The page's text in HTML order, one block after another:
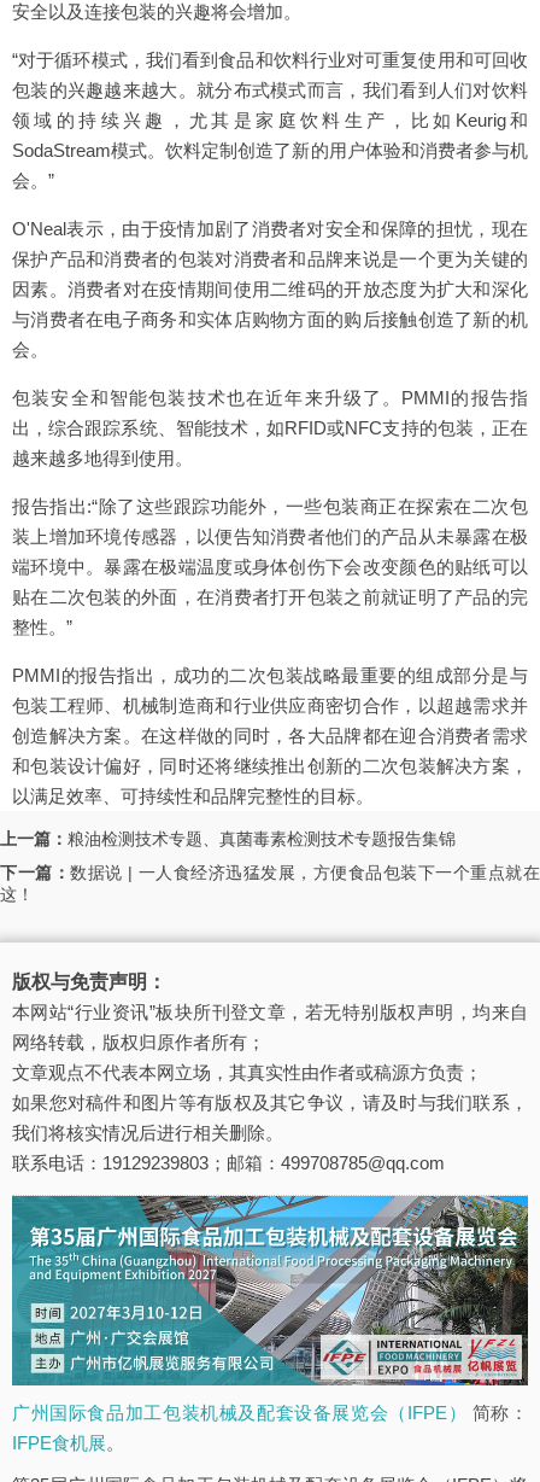
安全以及连接包装的兴趣将会增加。
“对于循环模式，我们看到食品和饮料行业对可重复使用和可回收
包装的兴趣越来越大。就分布式模式而言，我们看到人们对饮料
领域的持续兴趣，尤其是家庭饮料生产，比如Keurig和
SodaStream模式。饮料定制创造了新的用户体验和消费者参与机
会。”
O'Neal表示，由于疫情加剧了消费者对安全和保障的担忧，现在
保护产品和消费者的包装对消费者和品牌来说是一个更为关键的
因素。消费者对在疫情期间使用二维码的开放态度为扩大和深化
与消费者在电子商务和实体店购物方面的购后接触创造了新的机
会。
包装安全和智能包装技术也在近年来升级了。PMMI的报告指
出，综合跟踪系统、智能技术，如RFID或NFC支持的包装，正在
越来越多地得到使用。
报告指出:“除了这些跟踪功能外，一些包装商正在探索在二次包
装上增加环境传感器，以便告知消费者他们的产品从未暴露在极
端环境中。暴露在极端温度或身体创伤下会改变颜色的贴纸可以
贴在二次包装的外面，在消费者打开包装之前就证明了产品的完
整性。”
PMMI的报告指出，成功的二次包装战略最重要的组成部分是与
包装工程师、机械制造商和行业供应商密切合作，以超越需求并
创造解决方案。在这样做的同时，各大品牌都在迎合消费者需求
和包装设计偏好，同时还将继续推出创新的二次包装解决方案，
以满足效率、可持续性和品牌完整性的目标。
上一篇： 粮油检测技术专题、真菌毒素检测技术专题报告集锦
下一篇：数据说 | 一人食经济迅猛发展，方便食品包装下一个重点就在
这！
版权与免责声明：
本网站“行业资讯”板块所刊登文章，若无特别版权声明，均来自
网络转载，版权归原作者所有；
文章观点不代表本网立场，其真实性由作者或稿源方负责；
如果您对稿件和图片等有版权及其它争议，请及时与我们联系，
我们将核实情况后进行相关删除。
联系电话：19129239803；邮箱：499708785@qq.com
广州国际食品加工包装机械及配套设备展览会（IFPE）
简称：
IFPE食机展。